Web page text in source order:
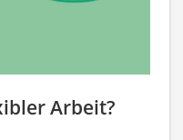
Arbeit?